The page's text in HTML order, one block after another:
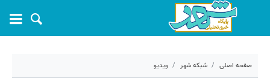
صفحه اصلی شبکه شهر ویدیو